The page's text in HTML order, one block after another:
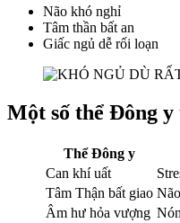
Não khó nghỉ
Tâm thần bất an
Giấc ngủ dễ rối loạn
Một số thể Đông y
Thể Đông y
Can khí uất
Tâm Thận bất giao
Âm hư hỏa vượng